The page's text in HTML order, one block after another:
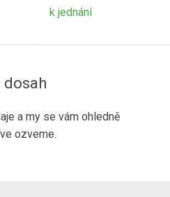
k jednání
dosah
a my se vám ohledně
ozveme.